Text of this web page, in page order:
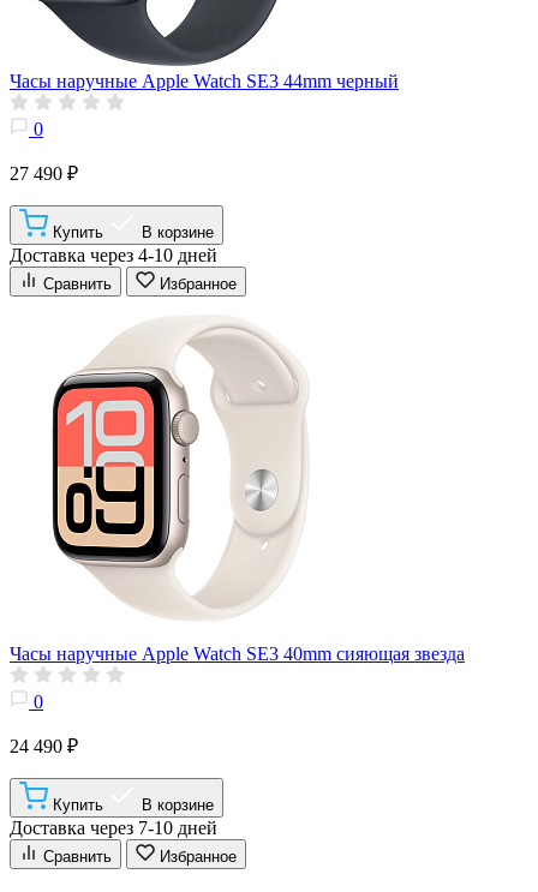
Часы наручные Apple Watch SE3 44mm черный
0
27 490 ₽
Купить В корзине
Доставка через 4-10 дней
Сравнить Избранное
Часы наручные Apple Watch SE3 40mm сияющая звезда
0
24 490 ₽
Купить В корзине
Доставка через 7-10 дней
Сравнить Избранное